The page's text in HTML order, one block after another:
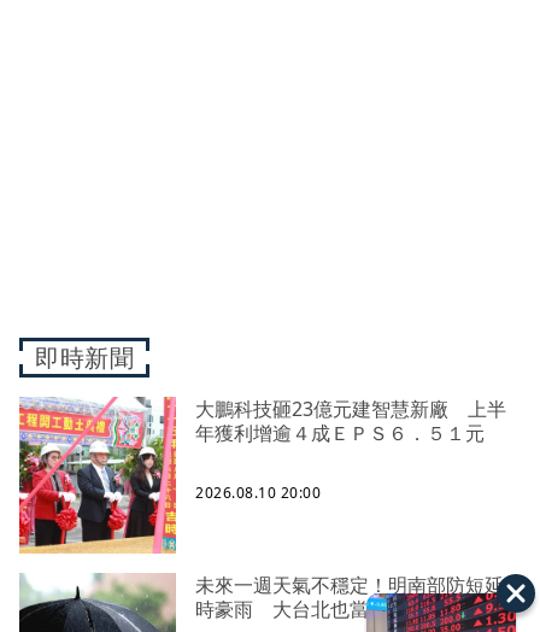
即時新聞
大鵬科技砸23億元建智慧新廠 上半
年獲利增逾４成ＥＰＳ６．５１元
2026.08.10 20:00
未來一週天氣不穩定！明南部防短延
時豪雨 大台北也當心